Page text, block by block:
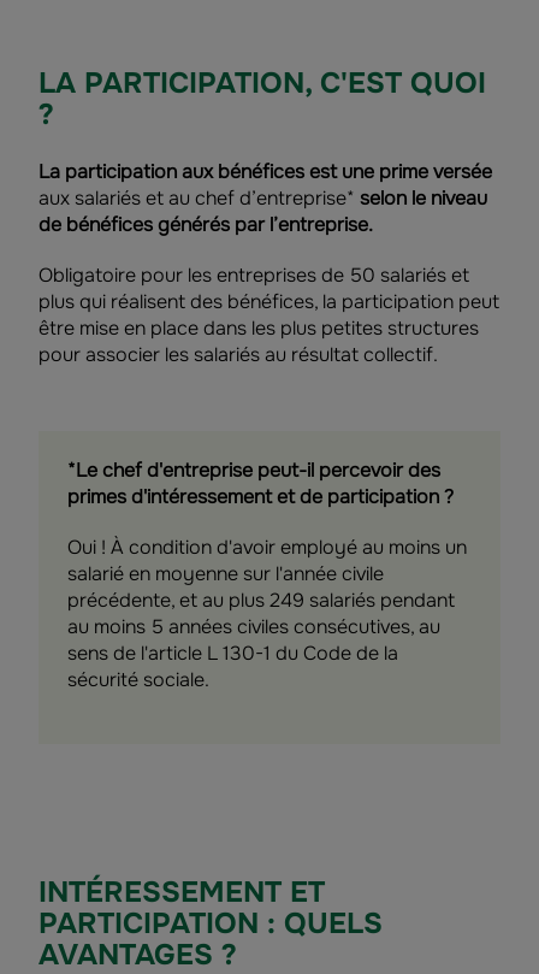
LA PARTICIPATION, C'EST QUOI
?
La participation aux bénéfices est une prime versée
aux salariés et au chef d’entreprise* selon le niveau
de bénéfices générés par l’entreprise.
Obligatoire pour les entreprises de 50 salariés et
plus qui réalisent des bénéfices, la participation peut
être mise en place dans les plus petites structures
pour associer les salariés au résultat collectif.
*Le chef d'entreprise peut-il percevoir des
primes d'intéressement et de participation ?
Oui ! À condition d'avoir employé au moins un
salarié en moyenne sur l'année civile
précédente, et au plus 249 salariés pendant
au moins 5 années civiles consécutives, au
sens de l'article L 130-1 du Code de la
sécurité sociale.
INTÉRESSEMENT ET
PARTICIPATION : QUELS
AVANTAGES ?